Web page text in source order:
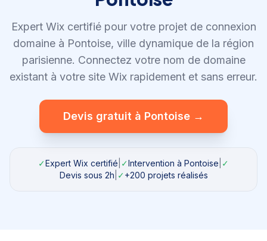
Expert Wix certifié pour votre projet de connexion
domaine à Pontoise, ville dynamique de la région
parisienne. Connectez votre nom de domaine
existant à votre site Wix rapidement et sans erreur.
Devis gratuit à Pontoise →
✓Expert Wix certifié ✓Intervention à Pontoise ✓
Devis sous 2h ✓+200 projets réalisés